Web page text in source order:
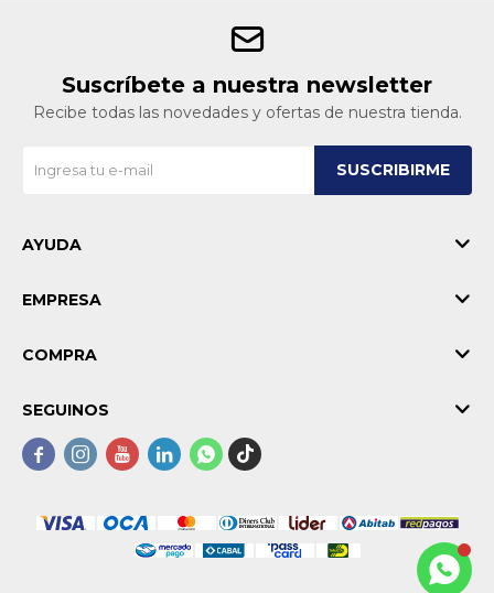
Suscríbete a nuestra newsletter
Recibe todas las novedades y ofertas de nuestra tienda.
SUSCRIBIRME
AYUDA
EMPRESA
COMPRA
SEGUINOS
    